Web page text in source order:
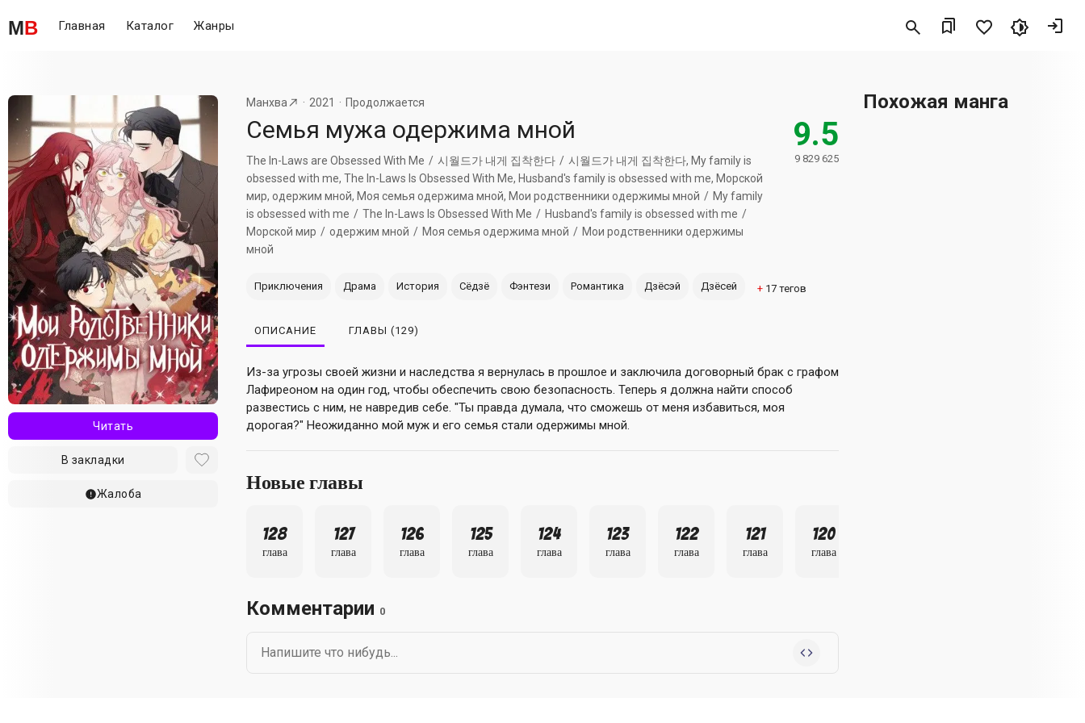
MB Главная Каталог Жанры
Читать
В закладки
Жалоба
Манхва 2021 Продолжается
Семья мужа одержима мной
The In-Laws are Obsessed With Me 시월드가 내게 집착한다
시월드가 내게 집착한다, My family is
obsessed with me, The In-Laws Is Obsessed With Me, Husband's family is obsеssеd with mе, Морской
мир, одержим мной, Моя семья одержима мной, Мои родственники одержимы мной
My family
is obsessed with me
The In-Laws Is Obsessed With Me
Husband's family is obsеssеd with mе
Морской мир
одержим мной Моя семья одержима мной
Мои родственники одержимы
мной
9.5
9 829 625
Приключения Драма История Сёдзё Фэнтези Романтика Дзёсэй Дзёсей + 17 тегов
ОПИСАНИЕ ГЛАВЫ (129)
Из-за угрозы своей жизни и наследства я вернулась в прошлое и заключила договорный брак с графом
Лафиреоном на один год, чтобы обеспечить свою безопасность. Теперь я должна найти способ
развестись с ним, не навредив себе. "Ты правда думала, что сможешь от меня избавиться, моя
дорогая?" Неожиданно мой муж и его семья стали одержимы мной.
Новые главы
128
глава
127
глава
126
глава
125
глава
124
глава
123
глава
122
глава
121
глава
120
глава
Комментарии 0
Похожая манга